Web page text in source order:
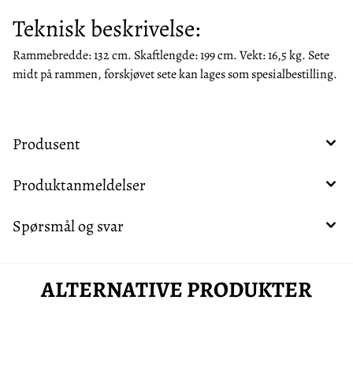
Teknisk beskrivelse:
Rammebredde: 132 cm. Skaftlengde: 199 cm. Vekt: 16,5 kg. Sete
midt på rammen, forskjøvet sete kan lages som spesialbestilling.
Produsent
Produktanmeldelser
Spørsmål og svar
ALTERNATIVE PRODUKTER